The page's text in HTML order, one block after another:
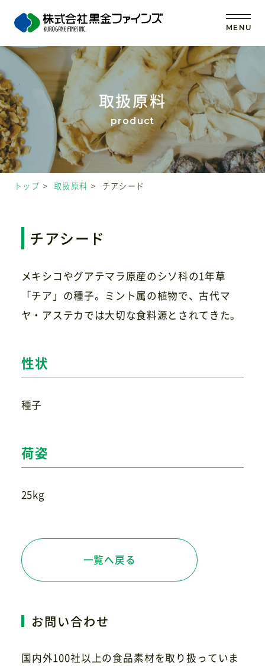
MENU
トップ
当社の強み
事業内容
取扱原料
お問い合わせ
取扱原料
トップ 取扱原料 チアシード
チアシード
メキシコやグアテマラ原産のシソ科の1年草
「チア」の種子。ミント属の植物で、古代マ
ヤ・アステカでは大切な食料源とされてきた。
性状
種子
荷姿
25kg
一覧へ戻る
お問い合わせ
国内外100社以上の食品素材を取り扱っていま